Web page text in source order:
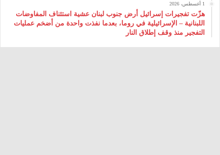
1 أغسطس، 2026
هزّت تفجيرات إسرائيل أرض جنوب لبنان عشية استئناف المفاوضات
اللبنانية – الإسرائيلية في روما، بعدما نفذت واحدة من أضخم عمليات
التفجير منذ وقف إطلاق النار